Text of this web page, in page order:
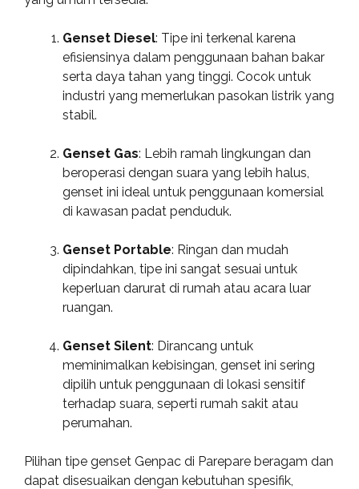
Genset Diesel: Tipe ini terkenal karena
efisiensinya dalam penggunaan bahan bakar
serta daya tahan yang tinggi. Cocok untuk
industri yang memerlukan pasokan listrik yang
stabil.
Genset Gas: Lebih ramah lingkungan dan
beroperasi dengan suara yang lebih halus,
genset ini ideal untuk penggunaan komersial
di kawasan padat penduduk.
Genset Portable: Ringan dan mudah
dipindahkan, tipe ini sangat sesuai untuk
keperluan darurat di rumah atau acara luar
ruangan.
Genset Silent: Dirancang untuk
meminimalkan kebisingan, genset ini sering
dipilih untuk penggunaan di lokasi sensitif
terhadap suara, seperti rumah sakit atau
perumahan.
Pilihan tipe genset Genpac di Parepare beragam dan
dapat disesuaikan dengan kebutuhan spesifik,